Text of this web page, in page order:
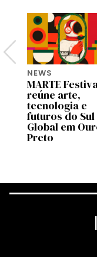
NEWS
MARTE
reúne arte,
tecnologia e
futuros do Sul
Global em
Preto